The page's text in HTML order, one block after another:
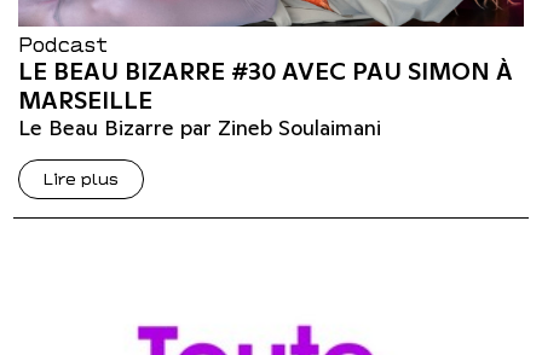
Podcast
LE BEAU BIZARRE #30 AVEC PAU SIMON À
MARSEILLE
Le Beau Bizarre par Zineb Soulaimani
Lire plus